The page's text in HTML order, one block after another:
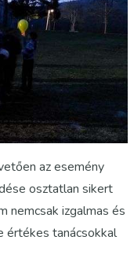
az esemény
osztatlan sikert
nemcsak izgalmas és
értékes tanácsokkal